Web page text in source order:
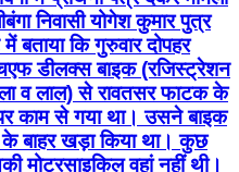
निवासी योगेश कुमार पुत्र
बताया कि गुरुवार दोपहर
डीलक्स बाइक (रजिस्ट्रेशन
व लाल) से रावतसर फाटक के
काम से गया था। उसने बाइक
बाहर खड़ा किया था। कुछ
मोटरसाइकिल वहां नहीं थी।